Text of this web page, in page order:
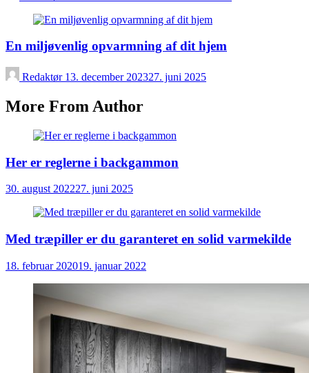
En miljøvenlig opvarmning af dit hjem
Redaktør 13. december 202327. juni 2025
More From Author
Her er reglerne i backgammon
30. august 202227. juni 2025
Med træpiller er du garanteret en solid varmekilde
18. februar 202019. januar 2022